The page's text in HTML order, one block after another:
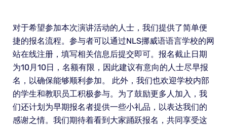
对于希望参加本次演讲活动的人士，我们提供了简单便
捷的报名流程。参与者可以通过NLS挪威语语言学校的网
站在线注册，填写相关信息后提交即可。报名截止日期
为10月10日，名额有限，因此建议有意向的人士尽早报
名，以确保能够顺利参加。 此外，我们也欢迎学校内部
的学生和教职员工积极参与。为了鼓励更多人加入，我
们还计划为早期报名者提供一些小礼品，以表达我们的
感谢之情。我们期待着看到大家踊跃报名，共同享受这